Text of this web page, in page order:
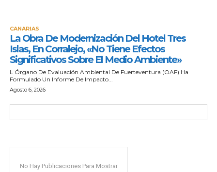
CANARIAS
La Obra De Modernización Del Hotel Tres
Islas, En Corralejo, «no Tiene Efectos
Significativos Sobre El Medio Ambiente»
L Órgano De Evaluación Ambiental De Fuerteventura (OAF) Ha
Formulado Un Informe De Impacto...
Agosto 6, 2026
No Hay Publicaciones Para Mostrar